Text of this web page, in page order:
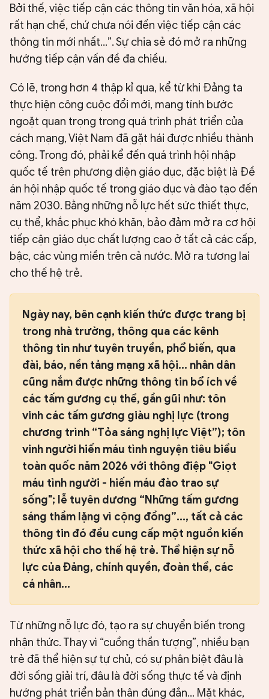
Bởi thế, việc tiếp cận các thông tin văn hóa, xã hội
rất hạn chế, chứ chưa nói đến việc tiếp cận các
thông tin mới nhất...”. Sự chia sẻ đó mở ra những
hướng tiếp cận vấn đề đa chiều.
Có lẽ, trong hơn 4 thập kỉ qua, kể từ khi Đảng ta
thực hiện công cuộc đổi mới, mang tính bước
ngoặt quan trọng trong quá trình phát triển của
cách mạng, Việt Nam đã gặt hái được nhiều thành
công. Trong đó, phải kể đến quá trình hội nhập
quốc tế trên phương diện giáo dục, đặc biệt là Đề
án hội nhập quốc tế trong giáo dục và đào tạo đến
năm 2030. Bằng những nỗ lực hết sức thiết thực,
cụ thể, khắc phục khó khăn, bảo đảm mở ra cơ hội
tiếp cận giáo dục chất lượng cao ở tất cả các cấp,
bậc, các vùng miền trên cả nước. Mở ra tương lai
cho thế hệ trẻ.
Ngày nay, bên cạnh kiến thức được trang bị
trong nhà trường, thông qua các kênh
thông tin như tuyên truyền, phổ biến, qua
đài, báo, nền tảng mạng xã hội... nhân dân
cũng nắm được những thông tin bổ ích về
các tấm gương cụ thể, gần gũi như: tôn
vinh các tấm gương giàu nghị lực (trong
chương trình “Tỏa sáng nghị lực Việt”); tôn
vinh người hiến máu tình nguyện tiêu biểu
toàn quốc năm 2026 với thông điệp "Giọt
máu tình người - hiến máu đào trao sự
sống"; lễ tuyên dương “Những tấm gương
sáng thầm lặng vì cộng đồng”..., tất cả các
thông tin đó đều cung cấp một nguồn kiến
thức xã hội cho thế hệ trẻ. Thể hiện sự nỗ
lực của Đảng, chính quyền, đoàn thể, các
cá nhân...
Từ những nỗ lực đó, tạo ra sự chuyển biến trong
nhận thức. Thay vì “cuồng thần tượng”, nhiều bạn
trẻ đã thể hiện sự tự chủ, có sự phân biệt đâu là
đời sống giải trí, đâu là đời sống thực tế và định
hướng phát triển bản thân đúng đắn... Mặt khác,